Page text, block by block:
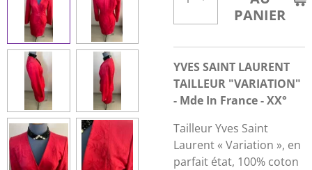
PANIER
YVES SAINT LAURENT
TAILLEUR "VARIATION"
- Mde In France - XX°
Tailleur Yves Saint
Laurent « Variation », en
parfait état, 100% coton